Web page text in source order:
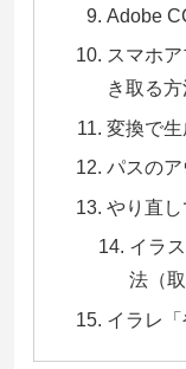
Adobe
スマホ
き取る
変換で
パスの
やり直
イラ
法（
イラレ